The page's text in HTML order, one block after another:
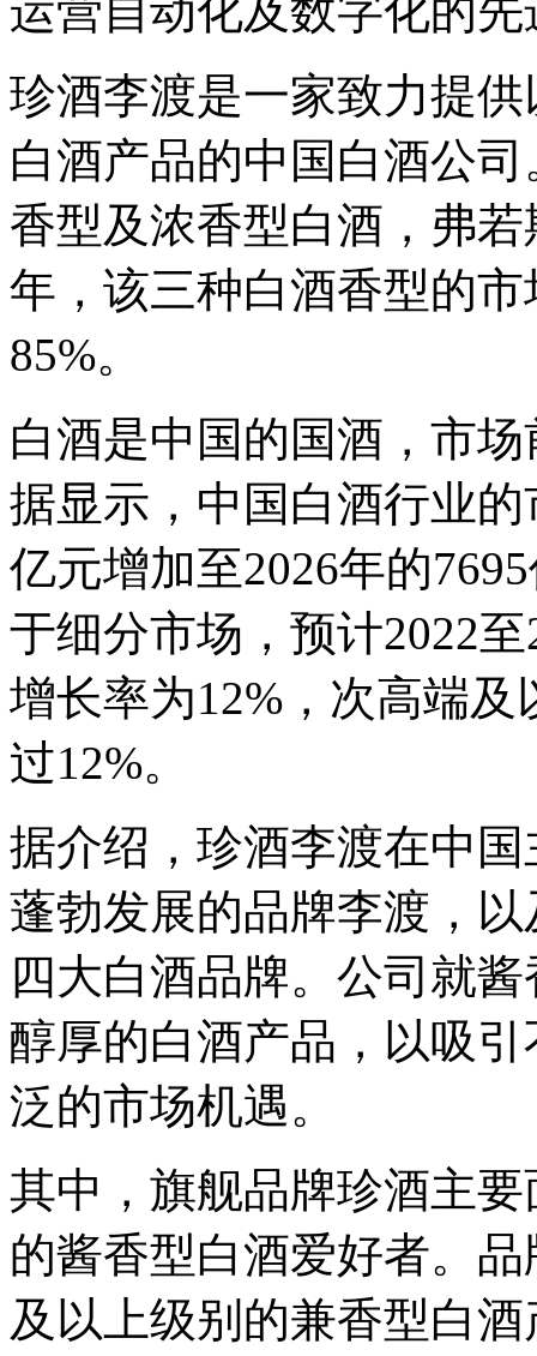
运营自动化及数字化的
珍酒李渡是一家致力提
白酒产品的中国白酒公
香型及浓香型白酒，弗
年，该三种白酒香型的
85%。
白酒是中国的国酒，市
据显示，中国白酒行业
亿元增加至2026年的
于细分市场，预计2022
增长率为12%，次高端
过12%。
据介绍，珍酒李渡在中
蓬勃发展的品牌李渡，
四大白酒品牌。公司就
醇厚的白酒产品，以吸
泛的市场机遇。
其中，旗舰品牌珍酒主
的酱香型白酒爱好者。
及以上级别的兼香型白